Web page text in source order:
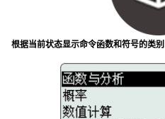
根据当前状态显示命令函数和符号的类别